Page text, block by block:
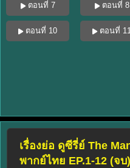
ตอนที่ 7 ตอนที่ 8
ตอนที่ 10 ตอนที่
เรื่องย่อ ดูซีรี่ย์ The
พากย์ไทย EP.1-12 (จบ)